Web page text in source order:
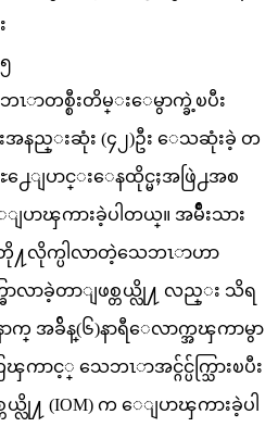
ဘၤာတစ္စီးတိမ္းေမွာက္ခဲ့ၿပီး
အနည္းဆုံး (၄၂)ဦး ေသဆုံးခဲ့ တ
႕ေျပာင္းေနထိုင္မႈအဖြဲ႕အစ
ာၾကားခဲ့ပါတယ္။ အမ်ိဳးသား
းတို႔လိုက္ပါလာတဲ့သေဘၤာဟာ
ခြာလာခဲ့တာျဖစ္တယ္လို႔ လည္း သိရ
နာက္ အခ်ိန္(၆)နာရီေလာက္အၾကာမွာ
ာင့္ သေဘၤာအင္ဂ်င္ပ်က္သြားၿပီး
ယ္လို႔ (IOM) က ေျပာၾကားခဲ့ပါ